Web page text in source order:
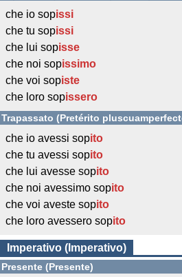
che io sopissi
che tu sopissi
che lui sopisse
che noi sopissimo
che voi sopiste
che loro sopissero
Trapassato (Pretérito
che io avessi sopito
che tu avessi sopito
che lui avesse sopito
che noi avessimo sopito
che voi aveste sopito
che loro avessero sopito
Imperativo (Imperativo)
Presente (Presente)